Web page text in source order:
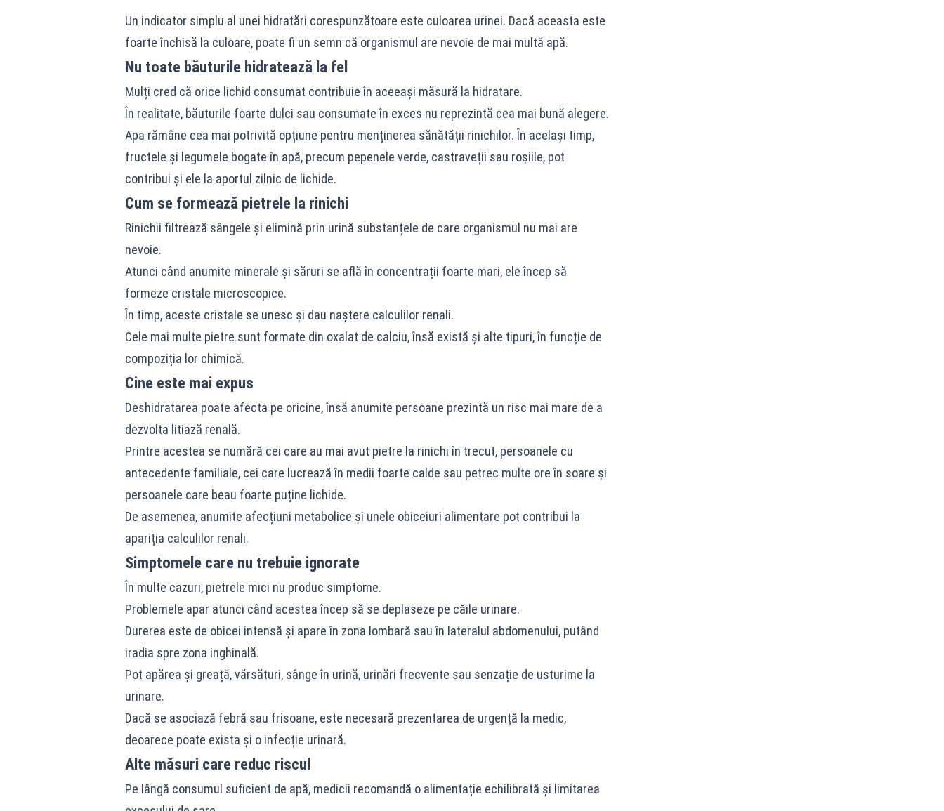
Un indicator simplu al unei hidratări corespunzătoare este culoarea urinei. Dacă aceasta este
foarte închisă la culoare, poate fi un semn că organismul are nevoie de mai multă apă.
Nu toate băuturile hidratează la fel
Mulți cred că orice lichid consumat contribuie în aceeași măsură la hidratare.
În realitate, băuturile foarte dulci sau consumate în exces nu reprezintă cea mai bună alegere.
Apa rămâne cea mai potrivită opțiune pentru menținerea sănătății rinichilor. În același timp,
fructele și legumele bogate în apă, precum pepenele verde, castraveții sau roșiile, pot
contribui și ele la aportul zilnic de lichide.
Cum se formează pietrele la rinichi
Rinichii filtrează sângele și elimină prin urină substanțele de care organismul nu mai are
nevoie.
Atunci când anumite minerale și săruri se află în concentrații foarte mari, ele încep să
formeze cristale microscopice.
În timp, aceste cristale se unesc și dau naștere calculilor renali.
Cele mai multe pietre sunt formate din oxalat de calciu, însă există și alte tipuri, în funcție de
compoziția lor chimică.
Cine este mai expus
Deshidratarea poate afecta pe oricine, însă anumite persoane prezintă un risc mai mare de a
dezvolta litiază renală.
Printre acestea se numără cei care au mai avut pietre la rinichi în trecut, persoanele cu
antecedente familiale, cei care lucrează în medii foarte calde sau petrec multe ore în soare și
persoanele care beau foarte puține lichide.
De asemenea, anumite afecțiuni metabolice și unele obiceiuri alimentare pot contribui la
apariția calculilor renali.
Simptomele care nu trebuie ignorate
În multe cazuri, pietrele mici nu produc simptome.
Problemele apar atunci când acestea încep să se deplaseze pe căile urinare.
Durerea este de obicei intensă și apare în zona lombară sau în lateralul abdomenului, putând
iradia spre zona inghinală.
Pot apărea și greață, vărsături, sânge în urină, urinări frecvente sau senzație de usturime la
urinare.
Dacă se asociază febră sau frisoane, este necesară prezentarea de urgență la medic,
deoarece poate exista și o infecție urinară.
Alte măsuri care reduc riscul
Pe lângă consumul suficient de apă, medicii recomandă o alimentație echilibrată și limitarea